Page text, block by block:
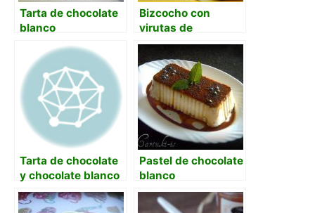
Tarta de chocolate
blanco
Bizcocho con
virutas de
chocolate y polvo
de naranja
Tarta de chocolate
y chocolate blanco
con cuajada sin
horno
Pastel de chocolate
blanco